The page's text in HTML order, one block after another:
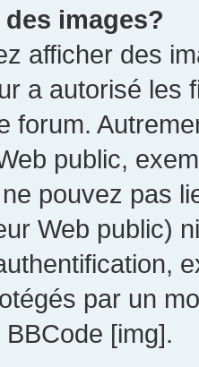
images?
afficher des
a autorisé
forum.
public,
pouvez pas
Web public)
par un
[img].